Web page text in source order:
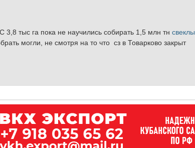
3,8 тыс га пока не научились собирать 1,5 млн тн свеклы
могли, не смотря на то что сз в Товарково закрыт